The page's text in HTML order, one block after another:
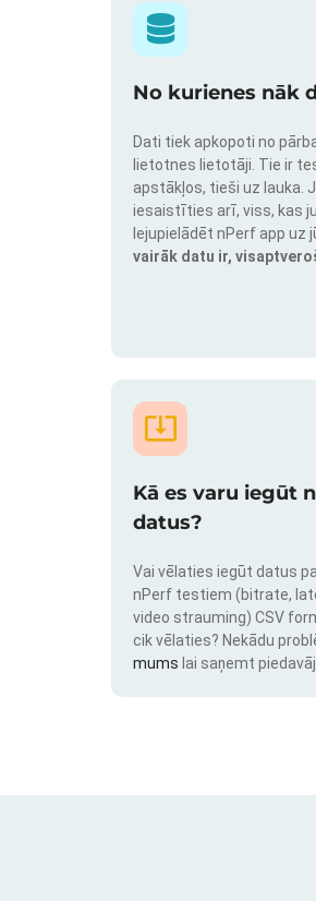
No kurienes nāk
Dati tiek apkopoti no
lietotnes lietotāji. Tie ir
apstākļos, tieši uz lauka.
iesaistīties arī, viss, kas
lejupielādēt nPerf app uz
vairāk datu ir,
Kā es varu iegūt
datus?
Vai vēlaties iegūt datus
nPerf testiem (bitrate,
video strauming) CSV
cik vēlaties? Nekādu
mums lai saņemt